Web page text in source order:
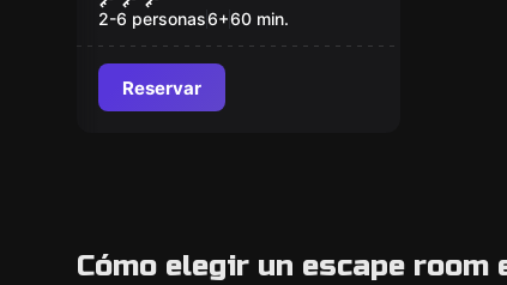
2-6 personas6+60 min.
Reservar
Cómo elegir un escape